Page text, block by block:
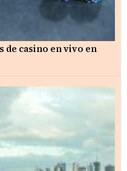
de casino en vivo en